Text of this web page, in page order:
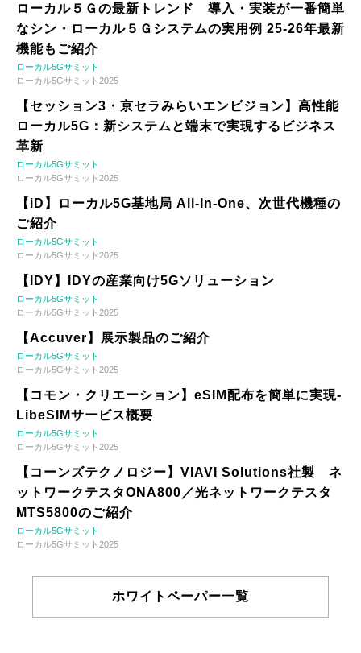
ローカル５Ｇの最新トレンド 導入・実装が一番簡単
なシン・ローカル５Ｇシステムの実用例 25-26年最新
機能もご紹介
ローカル5Gサミット
ローカル5Gサミット2025
【セッション3・京セラみらいエンビジョン】高性能
ローカル5G：新システムと端末で実現するビジネス
革新
ローカル5Gサミット
ローカル5Gサミット2025
【iD】ローカル5G基地局 All-In-One、次世代機種の
ご紹介
ローカル5Gサミット
ローカル5Gサミット2025
【IDY】IDYの産業向け5Gソリューション
ローカル5Gサミット
ローカル5Gサミット2025
【Accuver】展示製品のご紹介
ローカル5Gサミット
ローカル5Gサミット2025
【コモン・クリエーション】eSIM配布を簡単に実現-
LibeSIMサービス概要
ローカル5Gサミット
ローカル5Gサミット2025
【コーンズテクノロジー】VIAVI Solutions社製 ネ
ットワークテスタONA800／光ネットワークテスタ
MTS5800のご紹介
ローカル5Gサミット
ローカル5Gサミット2025
ホワイトペーパー一覧